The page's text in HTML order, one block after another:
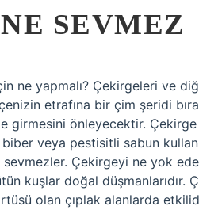
SEVMEZ
ne yapmalı? Çekirgeleri ve
etrafına bir çim şeridi
girmesini önleyecektir.
veya pestisitli sabun
Çekirgeyi ne yok
kuşlar doğal düşmanlarıdır.
olan çıplak alanlarda